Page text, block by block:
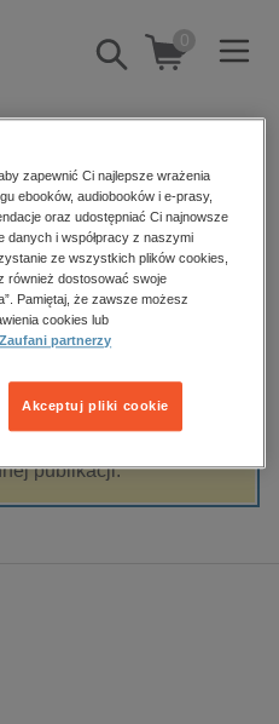
Pokaż/schowaj
wyszukiwarkę
0
wnętrz
gospodarka
informatyka
Filtrowanie
publikacji.
zapewnić Ci najlepsze wrażenia
ebooków, audiobooków i e-prasy,
oraz udostępniać Ci najnowsze
danych i współpracy z naszymi
ze wszystkich plików cookies,
również dostosować swoje
Pamiętaj, że zawsze możesz
cookies lub
Zaufani partnerzy
Akceptuj pliki cookie